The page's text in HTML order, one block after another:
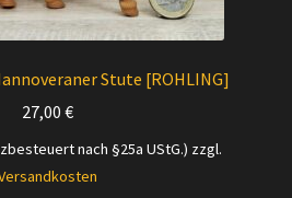
Stute [ROHLING]
27,00 €
nach §25a UStG.) zzgl.